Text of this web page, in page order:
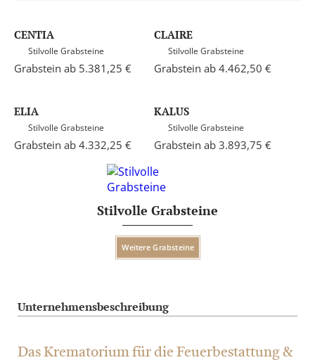
Stilvolle Grabsteine
Weitere Grabsteine
CENTIA
Stilvolle Grabsteine
Grabstein ab 5.381,25 €
CLAIRE
Stilvolle Grabsteine
Grabstein ab 4.462,50 €
ELIA
Stilvolle Grabsteine
Grabstein ab 4.332,25 €
KALUS
Stilvolle Grabsteine
Grabstein ab 3.893,75 €
Unternehmensbeschreibung
Das Krematorium für die Feuerbestattung &